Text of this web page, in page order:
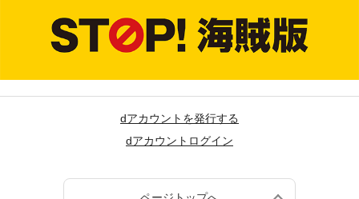
dアカウントを発行する
dアカウントログイン